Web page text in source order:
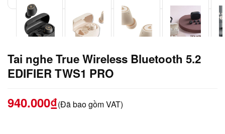
Tai nghe True Wireless Bluetooth 5.2
EDIFIER TWS1 PRO
940.000₫(Đã bao gồm VAT)